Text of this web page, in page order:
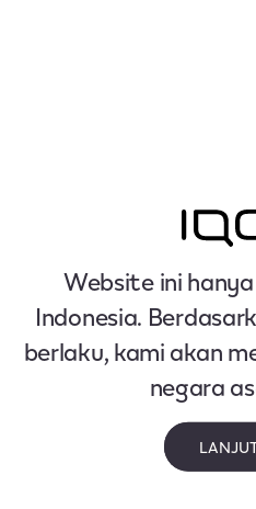
Website ini
Indonesia.
berlaku, kami akan
negara